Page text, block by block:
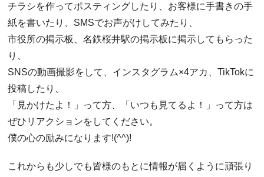
チラシを作ってポスティングしたり、お客様に手書きの手
紙を書いたり、SMSでお声がけしてみたり、
市役所の掲示板、名鉄桜井駅の掲示板に掲示してもらった
り、
SNSの動画撮影をして、インスタグラム×4アカ、TikTokに
投稿したり、
「見かけたよ！」って方、「いつも見てるよ！」って方は
ぜひリアクションをしてください。
僕の心の励みになります!(^^)!
これからも少しでも皆様のもとに情報が届くように頑張り